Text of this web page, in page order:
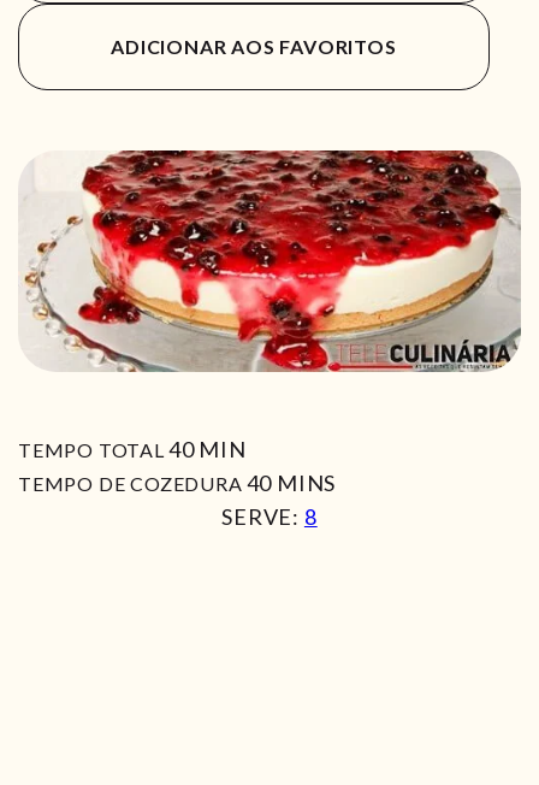
ADICIONAR AOS FAVORITOS
TEMPO TOTAL 40MIN
MIN
TEMPO DE COZEDURA 40MIN
MINS
SERVE: 8